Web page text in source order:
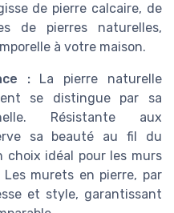
de pierre calcaire, de
de pierres naturelles,
à votre maison.
:La pierre naturelle
se distingue par sa
Résistante aux
sa beauté au fil du
idéal pour les murs
murets en pierre, par
et style, garantissant